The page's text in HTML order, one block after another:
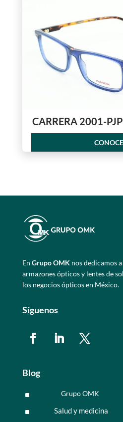
CARRERA 2001-PJP
En Grupo OMKnos dedicamos
armazones ópticos y lentes de
los negocios ópticos en México.
Síguenos
Blog
^ Grupo OMK
^ Salud y medicina